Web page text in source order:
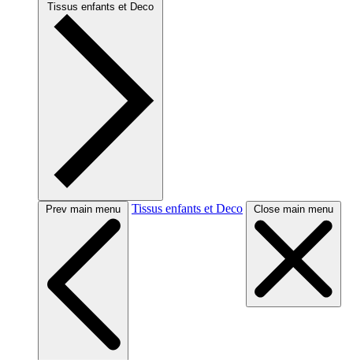
Tissus enfants et Deco
Prev main menu Tissus enfants et Deco Close main menu